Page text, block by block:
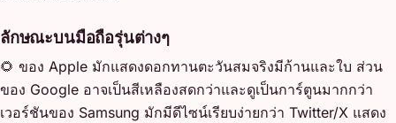
ลักษณะบนมือถือรุ่นต่างๆ
🌻 ของ Apple มักแสดงดอกทานตะวันสมจริงมีก้านและใบ ส่วน
ของ Google อาจเป็นสีเหลืองสดกว่าและดูเป็นการ์ตูนมากกว่า
เวอร์ชันของ Samsung มักมีดีไซน์เรียบง่ายกว่า Twitter/X แสดง